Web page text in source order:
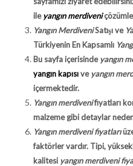
ileyangın merdiveni
Yangın MerdiveniSatışı ve
Türkiyenin En Kapsamlı
Bu sayfa içerisindeyangın
yangın kapısıveyangın
içermektedir.
Yangın merdivenifiyatları
malzeme gibi detaylar
Yangın merdiveni fiyatları
faktörler vardır. Tipi,
kalitesi yangın merdiveni